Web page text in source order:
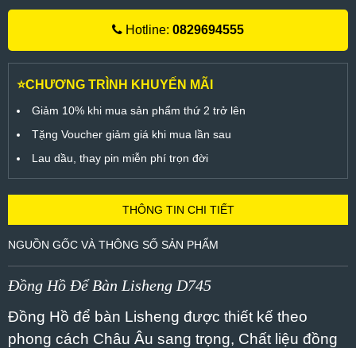
Hotline: 0829694555
⭐CHƯƠNG TRÌNH KHUYẾN MÃI
Giảm 10% khi mua sản phẩm thứ 2 trở lên
Tặng Voucher giảm giá khi mua lần sau
Lau dầu, thay pin miễn phí trọn đời
THÔNG TIN CHI TIẾT
NGUỒN GỐC VÀ THÔNG SỐ SẢN PHẨM
Đồng Hồ Để Bàn Lisheng D745
Đồng Hồ để bàn Lisheng được thiết kế theo
phong cách Châu Âu sang trọng, Chất liệu đồng